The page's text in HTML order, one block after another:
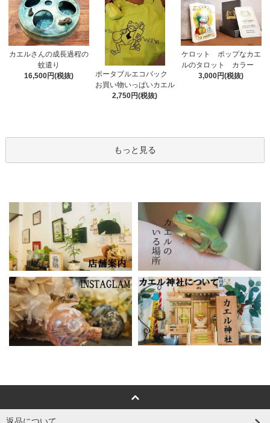
カエルさんの成長過程の
蚊遣り
16,500円(税抜)
ポータブルエコバック
お買い物いっぱいカエル
2,750円(税抜)
ケロット ポップなカエ
ルのタロット カラー
3,000円(税抜)
もっと見る
返品について